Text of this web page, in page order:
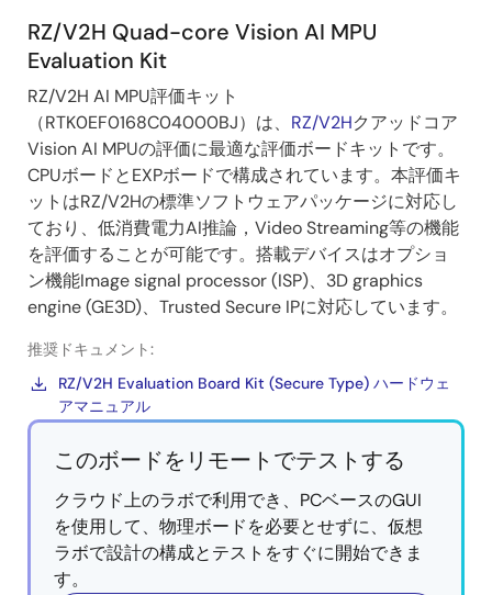
RZ/V2H Quad-core Vision AI MPU
Evaluation Kit
RZ/V2H AI MPU評価キット
（RTK0EF0168C04000BJ）は、 RZ/V2Hクアッドコア
Vision AI MPUの評価に最適な評価ボードキットです。
CPUボードとEXPボードで構成されています。本評価キ
ットはRZ/V2Hの標準ソフトウェアパッケージに対応し
ており、低消費電力AI推論，Video Streaming等の機能
を評価することが可能です。搭載デバイスはオプショ
ン機能Image signal processor (ISP)、3D graphics
engine (GE3D)、Trusted Secure IPに対応しています。
推奨ドキュメント:
RZ/V2H Evaluation Board Kit (Secure Type) ハードウェ
アマニュアル
このボードをリモートでテストする
クラウド上のラボで利用でき、PCベースのGUI
を使用して、物理ボードを必要とせずに、仮想
ラボで設計の構成とテストをすぐに開始できま
す。